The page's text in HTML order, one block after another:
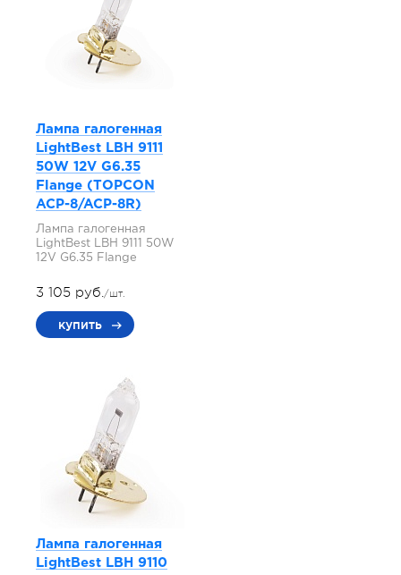
Лампа галогенная
LightBest LBH 9111
50W 12V G6.35
Flange (TOPCON
ACP-8/ACP-8R)
Лампа галогенная
LightBest LBH 9111 50W
12V G6.35 Flange
3 105 руб./шт.
купить
Лампа галогенная
LightBest LBH 9110